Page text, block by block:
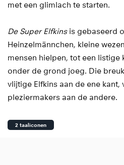
met een glimlach te starten.
De Super Elfkins is gebaseerd
Heinzelmännchen, kleine
mensen hielpen, tot een listige
onder de grond joeg. Die
vlijtige Elfkins aan de ene kant,
pleziermakers aan de andere.
2 taaliconen
Inzoomen